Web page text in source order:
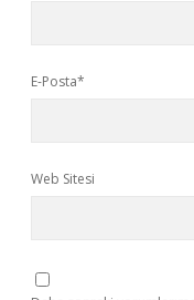
E-Posta*
Web Sitesi